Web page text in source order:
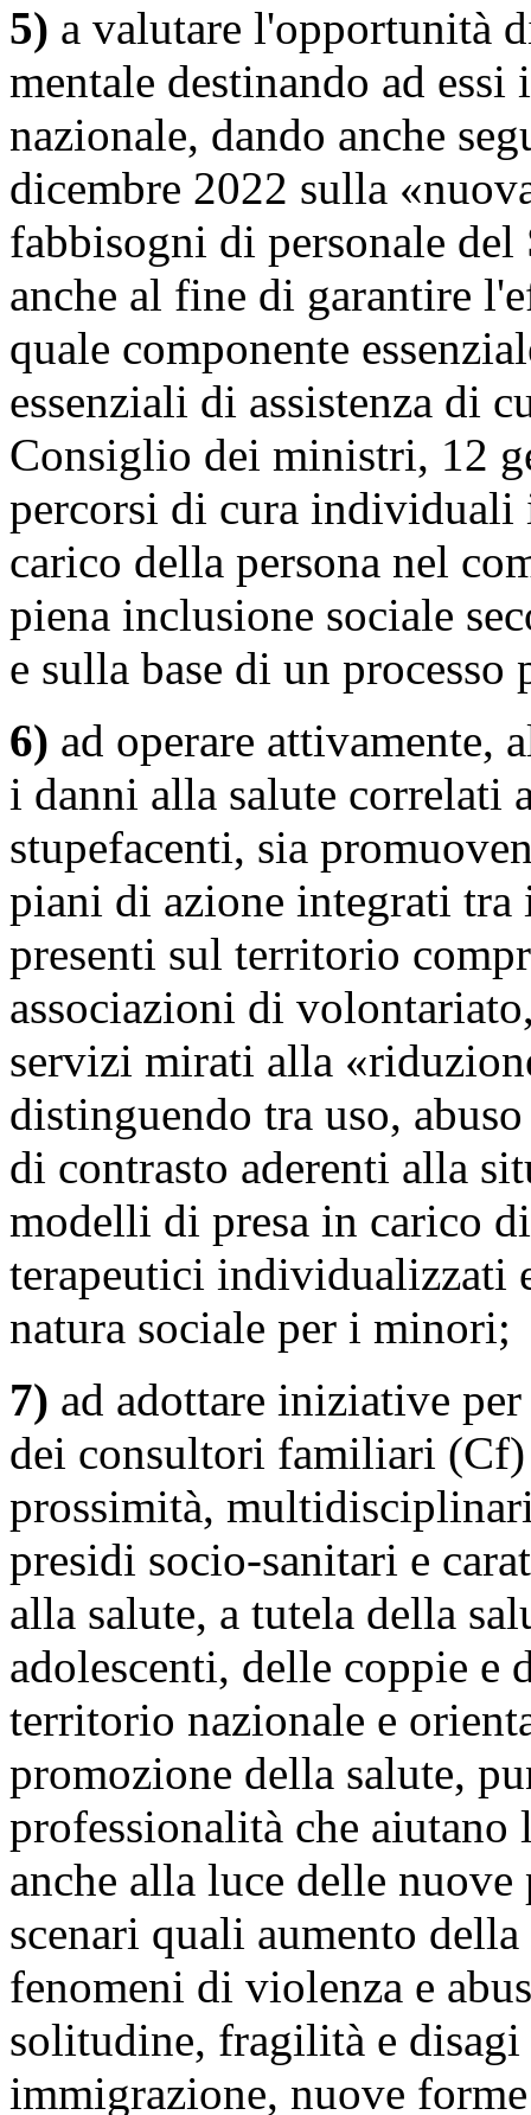
5) a valutare l'opportunità
mentale destinando ad
nazionale, dando anche
dicembre 2022 sulla
fabbisogni di personale del
anche al fine di garantire
quale componente
essenziali di assistenza di
Consiglio dei ministri, 12
percorsi di cura individuali
carico della persona nel
piena inclusione sociale
e sulla base di un processo
6) ad operare attivamente,
i danni alla salute correlati
stupefacenti, sia
piani di azione integrati
presenti sul territorio
associazioni di
servizi mirati alla
distinguendo tra uso,
di contrasto aderenti alla
modelli di presa in carico
terapeutici individualizzati
natura sociale per i minori;
7) ad adottare iniziative
dei consultori familiari
prossimità,
presidi socio-sanitari e
alla salute, a tutela della
adolescenti, delle coppie
territorio nazionale e
promozione della salute,
professionalità che
anche alla luce delle
scenari quali aumento
fenomeni di violenza e
solitudine, fragilità e
immigrazione, nuove